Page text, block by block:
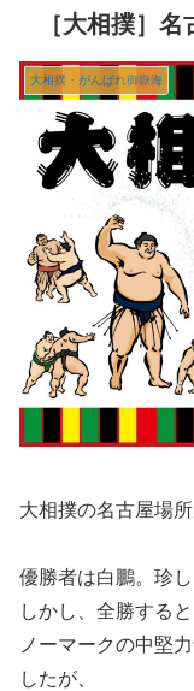
［大相撲］
大相撲・がんばれ御嶽海
大相撲の名古屋場
優勝者は白鵬。珍し
しかし、全勝する
ノーマークの中堅
したが、